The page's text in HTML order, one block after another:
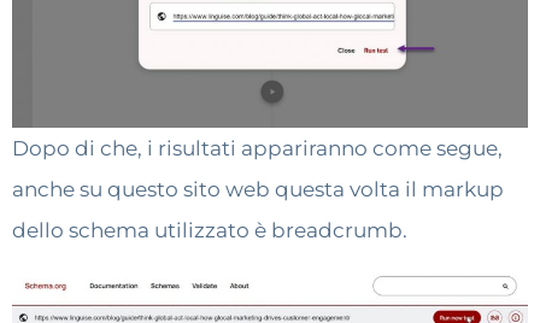
Dopo di che, i risultati appariranno come segue,
anche su questo sito web questa volta il markup
dello schema utilizzato è breadcrumb.